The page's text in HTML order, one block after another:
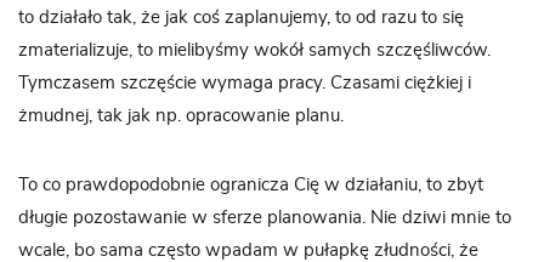
to działało tak, że jak coś zaplanujemy, to od razu to się
zmaterializuje, to mielibyśmy wokół samych szczęśliwców.
Tymczasem szczęście wymaga pracy. Czasami ciężkiej i
żmudnej, tak jak np. opracowanie planu.
To co prawdopodobnie ogranicza Cię w działaniu, to zbyt
długie pozostawanie w sferze planowania. Nie dziwi mnie to
wcale, bo sama często wpadam w pułapkę złudności, że